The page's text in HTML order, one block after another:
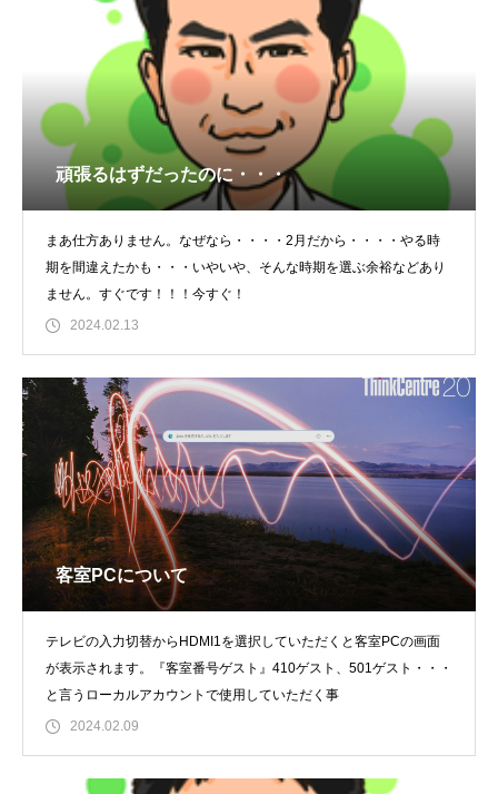
頑張るはずだったのに・・・
まあ仕方ありません。なぜなら・・・・2月だから・・・・やる時
期を間違えたかも・・・いやいや、そんな時期を選ぶ余裕などあり
ません。すぐです！！！今すぐ！
2024.02.13
客室PCについて
テレビの入力切替からHDMI1を選択していただくと客室PCの画面
が表示されます。『客室番号ゲスト』410ゲスト、501ゲスト・・・
と言うローカルアカウントで使用していただく事
2024.02.09